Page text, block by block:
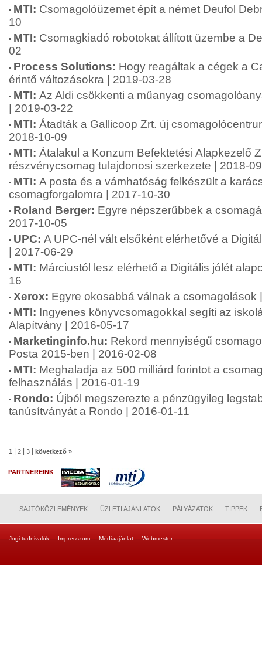
MTI: Csomagolóüzemet épít a német Deufol
10
MTI: Csomagkiadó robotokat állított üzembe a
02
Process Solutions: Hogy reagáltak a cégek a
érintő változásokra | 2019-03-28
MTI: Az Aldi csökkenti a műanyag
| 2019-03-22
MTI: Átadták a Gallicoop Zrt. új
2018-10-09
MTI: Átalakul a Konzum Befektetési Alapkezelő
részvénycsomag tulajdonosi szerkezete | 2018-
MTI: A posta és a vámhatóság felkészült a
csomagforgalomra | 2017-10-30
Roland Berger: Egyre népszerűbbek a
2017-10-05
UPC: A UPC-nél vált elsőként elérhetővé a
| 2017-06-29
MTI: Márciustól lesz elérhető a Digitális jólét
16
Xerox: Egyre okosabbá válnak a csomagolások
MTI: Ingyenes könyvcsomagokkal segíti az
Alapítvány | 2016-05-17
Marketinginfo.hu: Rekord mennyiségű
Posta 2015-ben | 2016-02-08
MTI: Meghaladja az 500 milliárd forintot a
felhasználás | 2016-01-19
Rondo: Újból megszerezte a pénzügyileg
tanúsítványát a Rondo | 2016-01-11
1 2 3 következő »
PARTNEREINK
SAJTÓKÖZLEMÉNYEK ÜZLETI AJÁNLATOK PÁLYÁZATOK TIPPEK
Jogi tudnivalók Impresszum Médiaajánlat Webmester